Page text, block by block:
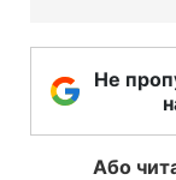
Не
Або